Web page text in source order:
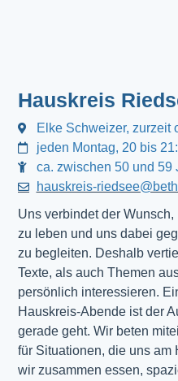
Hauskreis
Elke Schweizer, zurzeit
jeden Montag, 20 bis
ca. zwischen 50 und 59
hauskreis-
Uns verbindet der
zu leben und uns dabei
zu begleiten. Deshalb
Texte, als auch Themen
persönlich interessieren.
Hauskreis-Abende ist der
gerade geht. Wir beten
für Situationen, die uns am
wir zusammen essen,